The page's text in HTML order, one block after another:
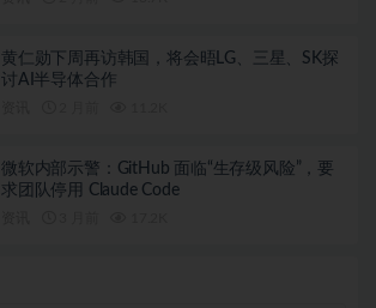
黄仁勋下周再访韩国，将会晤LG、三星、SK探
讨AI半导体合作
微软内部示警：GitHub 面临“生存级风险”，要
求团队停用 Claude Code